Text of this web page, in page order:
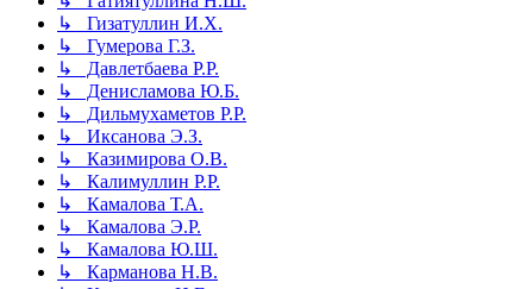
↳ Гизатуллин И.Х.
↳ Гумерова Г.З.
↳ Давлетбаева Р.Р.
↳ Денисламова Ю.Б.
↳ Дильмухаметов Р.Р.
↳ Иксанова Э.З.
↳ Казимирова О.В.
↳ Калимуллин Р.Р.
↳ Камалова Т.А.
↳ Камалова Э.Р.
↳ Камалова Ю.Ш.
↳ Карманова Н.В.